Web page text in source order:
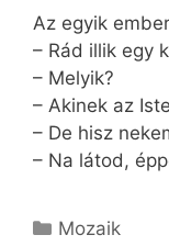
Az egyik
– Rád illik egy
– Melyik?
– Akinek az
– De hisz
– Na látod,
Kategória
Mozaik